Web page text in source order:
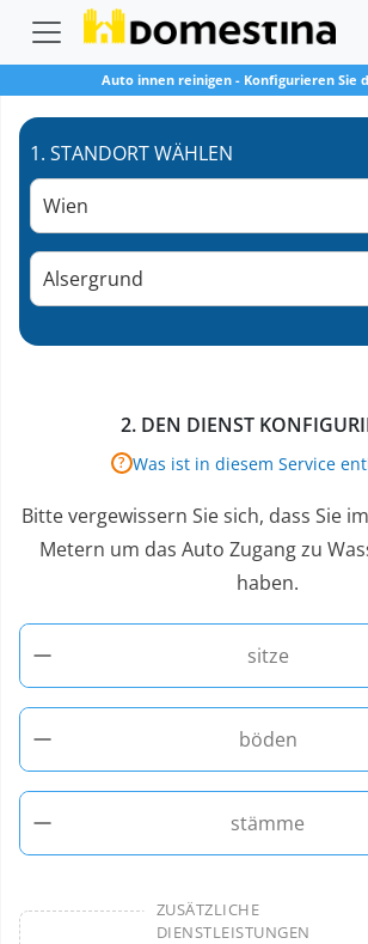
Auto innen reinigen- Konfigurieren Sie
1. STANDORT WÄHLEN
Wien
Alsergrund
2. DEN DIENST
? Was ist in diesem Service
Bitte vergewissern Sie sich, dass Sie
Metern um das Auto Zugang zu
haben.
− sitze
−
böden
−
stämme
ZUSÄTZLICHE
DIENSTLEISTUNGEN